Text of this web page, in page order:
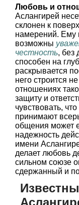
Любовь и
Аслангирей
склонен к
намерений. Ему
возможны
честность, без
способен на
раскрывается
него строится
отношениях
защиту и
чувствовать,
принимают
общения может
надежность
имени
делает любовь
сильном союзе
сдержанный и